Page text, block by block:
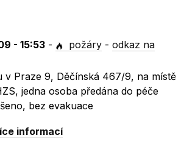
- 15:53 - požáry -odkaz na
v Praze 9, Děčínská 467/9, na místě
jedna osoba předána do péče
bez evakuace
informací